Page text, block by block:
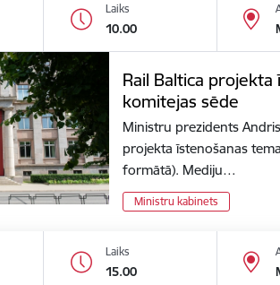
Laiks
10.00
Rail Baltica
komitejas sēde
Ministru prezidents
projekta īstenošanas
formātā). Mediju…
Ministru kabinets
Laiks
15.00